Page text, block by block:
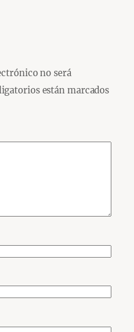
no será
están marcados